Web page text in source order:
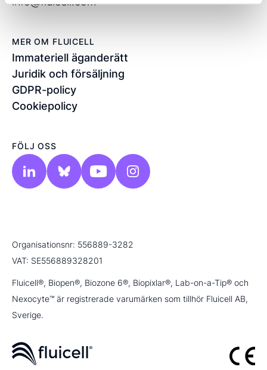
MER OM FLUICELL
Immateriell äganderätt
Juridik och försäljning
GDPR-policy
Cookiepolicy
FÖLJ OSS
Organisationsnr: 556889-3282
VAT: SE556889328201
Fluicell®, Biopen®, Biozone 6®, Biopixlar®, Lab-on-a-Tip® och
Nexocyte™ är registrerade varumärken som tillhör Fluicell AB,
Sverige.